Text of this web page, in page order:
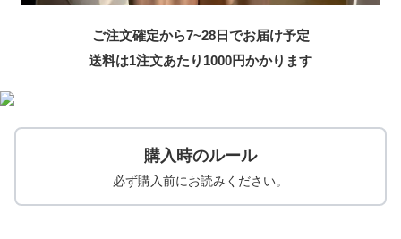
ご注文確定から7~28日でお届け予定
送料は1注文あたり 1000円かかります
購入時のルール
必ず購入前にお読みください。